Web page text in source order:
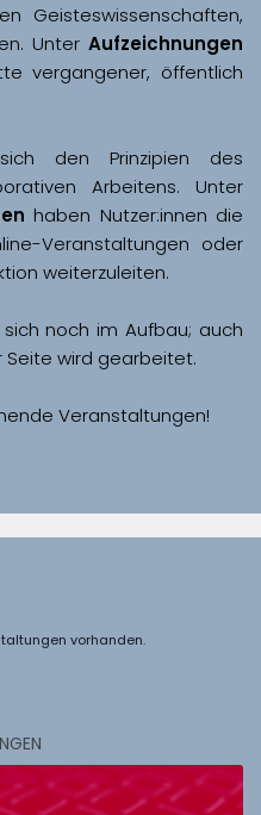
Geisteswissenschaften,
Unter Aufzeichnungen
vergangener, öffentlich
den Prinzipien des
Arbeitens. Unter
haben Nutzer:innen die
Veranstaltungen oder
weiterzuleiten.
noch im Aufbau; auch
Veranstaltungen!
vorhanden.